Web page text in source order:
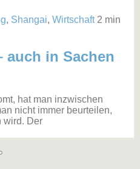
, Shangai, Wirtschaft 2 min
auch in Sachen
hat man inzwischen
nicht immer beurteilen,
wird. Der